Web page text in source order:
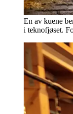
En av kuene
i teknofjøset.